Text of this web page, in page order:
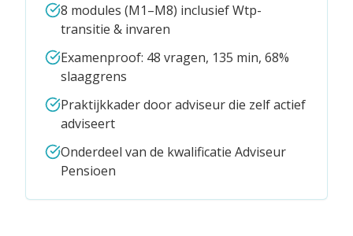
8 modules (M1–M8) inclusief Wtp-
transitie & invaren
Examenproof: 48 vragen, 135 min, 68%
slaaggrens
Praktijkkader door adviseur die zelf actief
adviseert
Onderdeel van de kwalificatie Adviseur
Pensioen